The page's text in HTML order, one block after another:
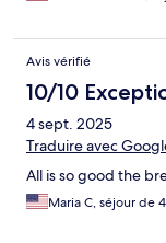
Avis vérifié
10/10
4 sept. 2025
Traduire avec
All is so good the
Maria C, séjour de